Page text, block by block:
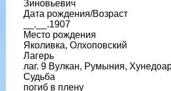
Зиновьевич
Дата рождения/Возраст
__.__.1907
Место рождения
Яколивка, Олхоповский
Лагерь
лаг. 9 Вулкан, Румыния,
Судьба
погиб в плену